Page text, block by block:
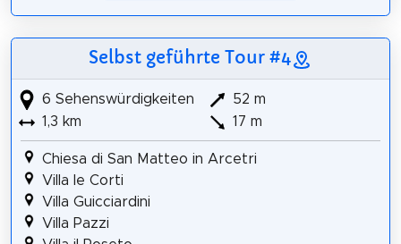
Selbst geführte Tour #4
6 Sehenswürdigkeiten
1,3 km
52 m
17 m
Chiesa di San Matteo in Arcetri
Villa le Corti
Villa Guicciardini
Villa Pazzi